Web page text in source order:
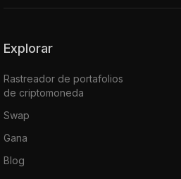
Explorar
Rastreador de portafolios
de criptomoneda
Swap
Gana
Blog